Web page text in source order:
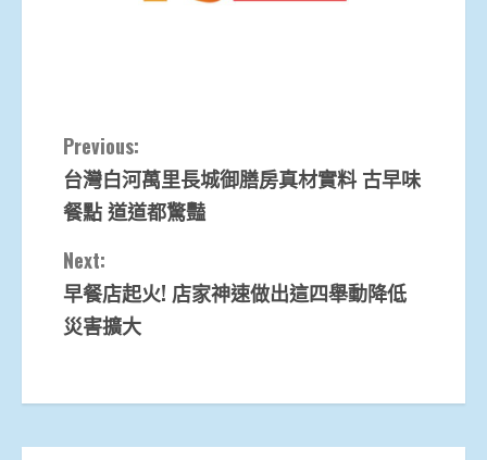
Continue
Reading
Previous:
台灣白河萬里長城御膳房真材實料 古早味
餐點 道道都驚豔
Next:
早餐店起火! 店家神速做出這四舉動降低
災害擴大